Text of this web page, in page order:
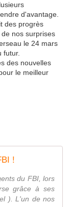
d'avantage.
des progrès
nos surprises
le 24 mars
futur.
des nouvelles
le meilleur
!
du FBI, lors
grâce à ses
). L'un de nos